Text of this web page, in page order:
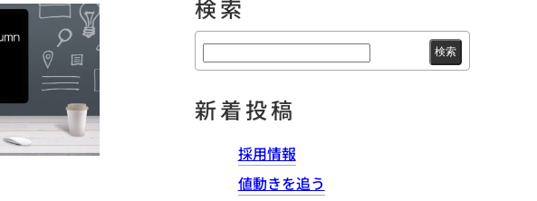
検索
検
索:
新着投稿
採用情報
値動きを追う